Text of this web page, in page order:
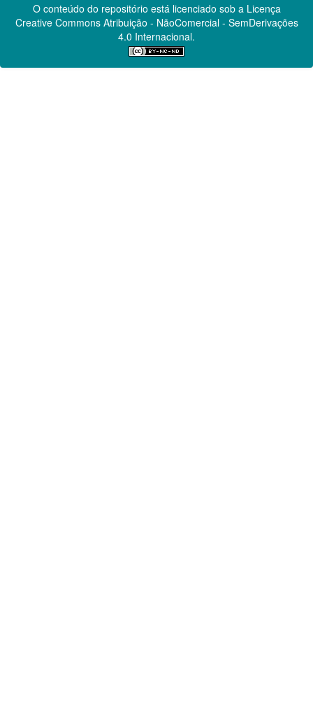
O conteúdo do repositório está licenciado sob a Licença
Creative CommonsAtribuição - NãoComercial - SemDerivações
4.0 Internacional.